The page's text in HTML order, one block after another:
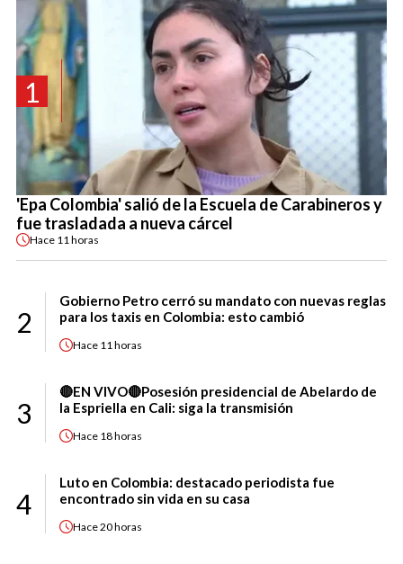
1
'Epa Colombia' salió de la Escuela de Carabineros y
fue trasladada a nueva cárcel
Hace 11 horas
2
Gobierno Petro cerró su mandato con nuevas reglas
para los taxis en Colombia: esto cambió
Hace 11 horas
3
🔴EN VIVO🔴Posesión presidencial de Abelardo de
la Espriella en Cali: siga la transmisión
Hace 18 horas
4
Luto en Colombia: destacado periodista fue
encontrado sin vida en su casa
Hace20 horas